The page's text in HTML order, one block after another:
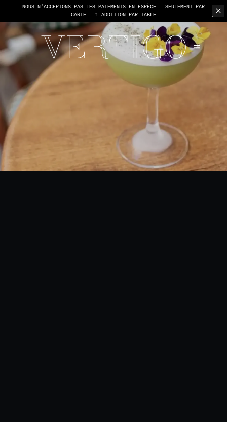
NOUS N'ACCEPTONS PAS LES PAIEMENTS EN ESPÈCE - SEULEMENT PAR
CARTE - 1 ADDITION PAR TABLE